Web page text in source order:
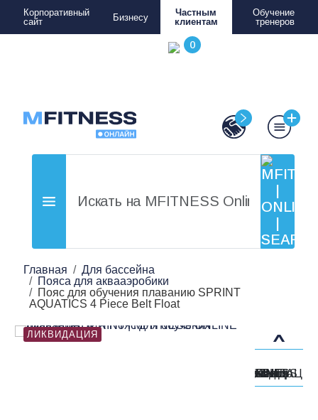
Корпоративный
сайт
Бизнесу
Частным
клиентам
Обучение
тренеров
Главная
Для бассейна
Пояса для аквааэробики
Пояс для обучения плаванию SPRINT
AQUATICS 4 Piece Belt Float
ЛИКВИДАЦИЯ